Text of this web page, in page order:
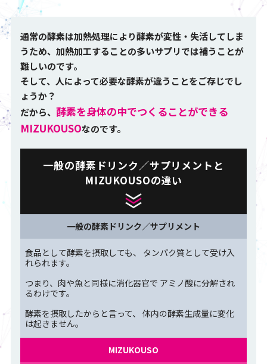
通常の酵素は加熱処理により酵素が変性・失活してしま
うため、加熱加工することの多いサプリでは補うことが
難しいのです。
そして、人によって必要な酵素が違うことをご存じでし
ょうか？
だから、酵素を身体の中でつくることができる
MIZUKOUSOなのです。
一般の酵素ドリンク／サプリメントと
MIZUKOUSOの違い
一般の酵素ドリンク／サプリメント
食品として酵素を摂取しても、
タンパク質として受け入
れられます。
つまり、肉や魚と同様に消化器官で アミノ酸に分解され
るわけです。
酵素を摂取したからと言って、 体内の酵素生成量に変化
は起きません。
MIZUKOUSO